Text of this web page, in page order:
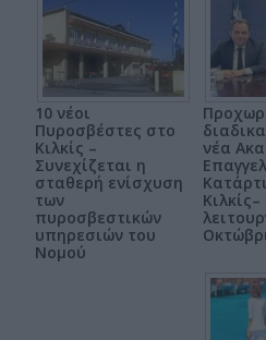
10 νέοι
Πυροσβέστες στο
Κιλκίς –
Συνεχίζεται η
σταθερή ενίσχυση
των
πυροσβεστικών
υπηρεσιών του
Νομού
νέα